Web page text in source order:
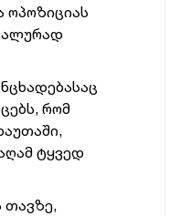
ოპოზიციას
რომ
ტყვედ
თავზე,